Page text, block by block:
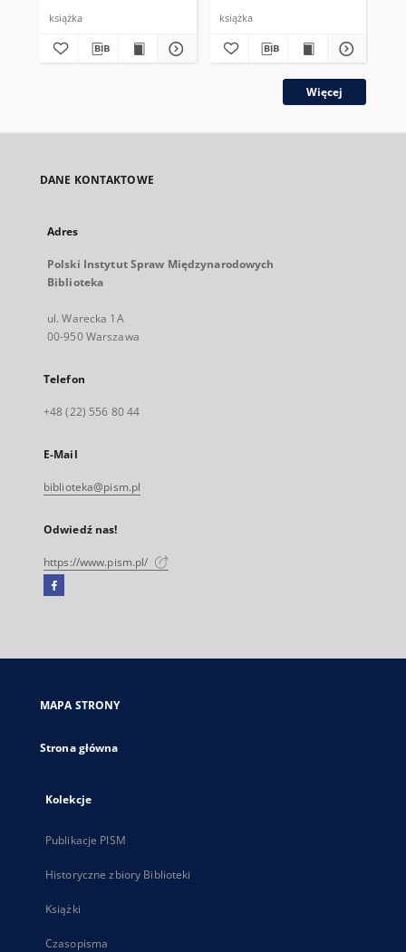
książka książka
Więcej
DANE KONTAKTOWE
Adres
Polski Instytut Spraw Międzynarodowych
Biblioteka
ul. Warecka 1A
00-950 Warszawa
Telefon
+48 (22) 556 80 44
E-Mail
biblioteka@pism.pl
Odwiedź nas!
https://www.pism.pl/
Facebook
się
karcie
MAPA STRONY
Strona główna
Kolekcje
Publikacje PISM
Historyczne zbiory Biblioteki
Książki
Czasopisma